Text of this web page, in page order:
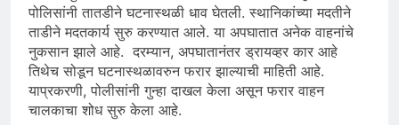
पोलिसांनी तातडीने घटनास्थळी धाव घेतली. स्थानिकांच्या मदतीने
ताडीने मदतकार्य सुरु करण्यात आले. या अपघातात अनेक वाहनांचे
नुकसान झाले आहे. दरम्यान, अपघातानंतर ड्रायव्हर कार आहे
तिथेच सोडून घटनास्थळावरुन फरार झाल्याची माहिती आहे.
याप्रकरणी, पोलीसांनी गुन्हा दाखल केला असून फरार वाहन
चालकाचा शोध सुरु केला आहे.